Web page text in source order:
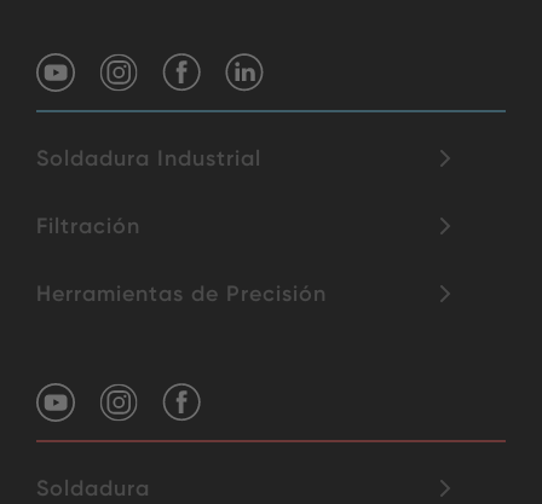
Soldadura Industrial
Filtración
Herramientas de Precisión
Soldadura